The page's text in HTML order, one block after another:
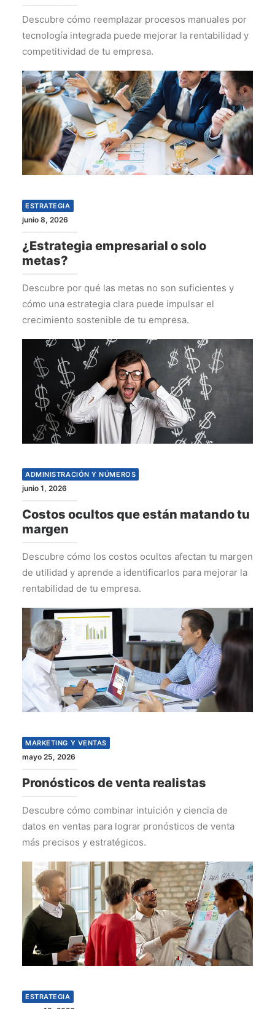
Descubre cómo reemplazar procesos manuales por
tecnología integrada puede mejorar la rentabilidad y
competitividad de tu empresa.
ESTRATEGIA
junio 8, 2026
¿Estrategia empresarial o solo
metas?
Descubre por qué las metas no son suficientes y
cómo una estrategia clara puede impulsar el
crecimiento sostenible de tu empresa.
ADMINISTRACIÓN Y NÚMEROS
junio 1, 2026
Costos ocultos que están matando tu
margen
Descubre cómo los costos ocultos afectan tu margen
de utilidad y aprende a identificarlos para mejorar la
rentabilidad de tu empresa.
MARKETING Y VENTAS
mayo 25, 2026
Pronósticos de venta realistas
Descubre cómo combinar intuición y ciencia de
datos en ventas para lograr pronósticos de venta
más precisos y estratégicos.
ESTRATEGIA